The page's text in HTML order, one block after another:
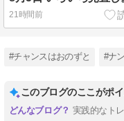
21時間前
#チャンスはおのずと #ナ
このブログのここがポ
実践的なト